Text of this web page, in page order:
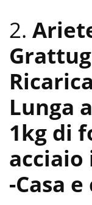
2.
Lunga
1kg di
acciaio
-Casa